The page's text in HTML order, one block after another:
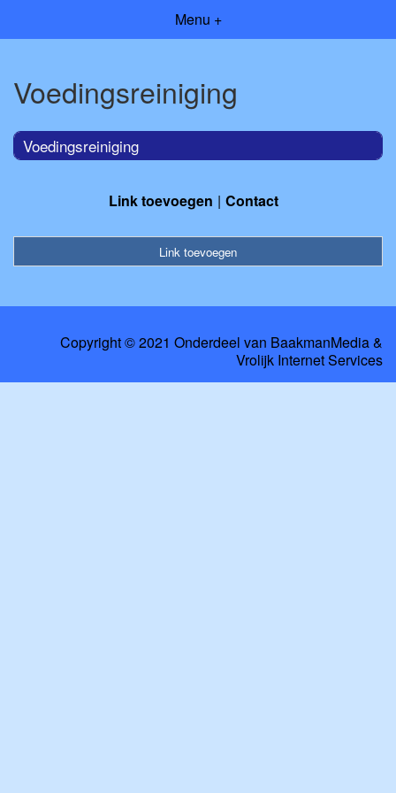
Menu +
Voedingsreiniging
Voedingsreiniging
Link toevoegen Contact
Link toevoegen
Copyright © 2021 Onderdeel van BaakmanMedia&
Vrolijk Internet Services